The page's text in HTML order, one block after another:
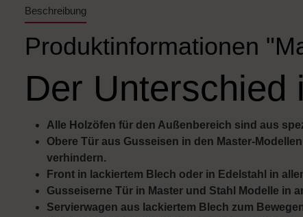
Beschreibung
Produktinformationen
Der Unterschied
Alle Holzöfen für den Außenbereich sind aus
Obere Tür aus Gusseisen in den Master-
verhindern.
Front in lackiertem Blech oder in Edelstahl in
Gusseiserne Tür in Master und Stahl Modelle in
Servierwagen aus lackiertem Blech zum